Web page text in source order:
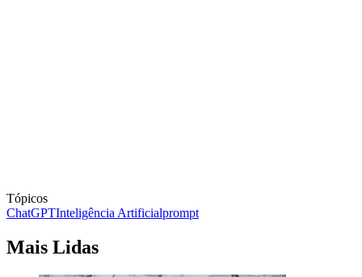
Tópicos
ChatGPTInteligência Artificialprompt
Mais Lidas